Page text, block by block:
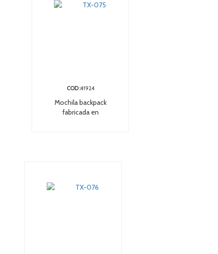
COD :41924
Mochila backpack
fabricada en